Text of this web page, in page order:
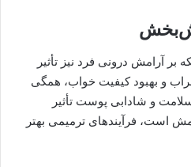
بر آرامش درونی فرد نیز تأثیر
و بهبود کیفیت خواب، همگی
و شادابی پوست تأثیر
است، فرآیندهای ترمیمی بهتر